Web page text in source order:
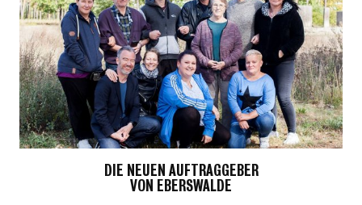
DIE NEUEN AUFTRAGGEBER
VON EBERSWALDE